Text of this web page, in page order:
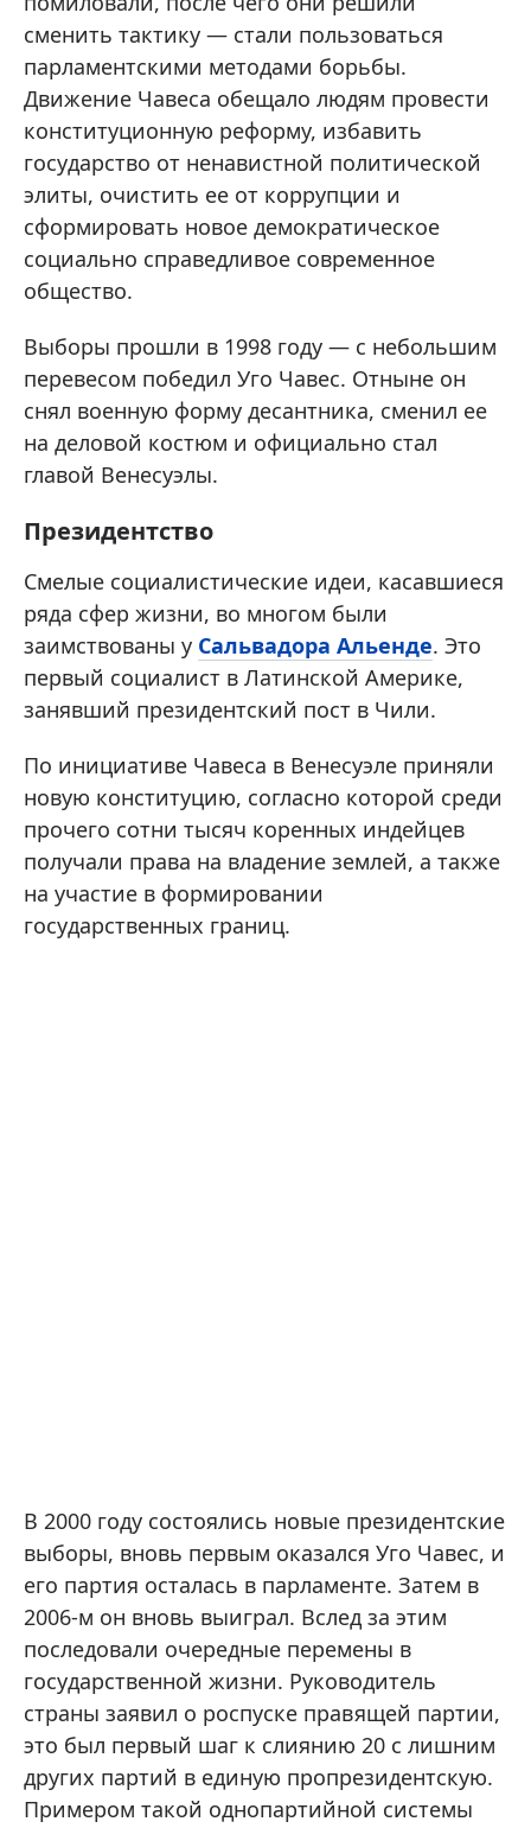
сменить тактику — стали пользоваться
парламентскими методами борьбы.
Движение Чавеса обещало людям провести
конституционную реформу, избавить
государство от ненавистной политической
элиты, очистить ее от коррупции и
сформировать новое демократическое
социально справедливое современное
общество.
Выборы прошли в 1998 году — с небольшим
перевесом победил Уго Чавес. Отныне он
снял военную форму десантника, сменил ее
на деловой костюм и официально стал
главой Венесуэлы.
Президентство
Смелые социалистические идеи, касавшиеся
ряда сфер жизни, во многом были
заимствованы у Сальвадора Альенде. Это
первый социалист в Латинской Америке,
занявший президентский пост в Чили.
По инициативе Чавеса в Венесуэле приняли
новую конституцию, согласно которой среди
прочего сотни тысяч коренных индейцев
получали права на владение землей, а также
на участие в формировании
государственных границ.
В 2000 году состоялись новые президентские
выборы, вновь первым оказался Уго Чавес, и
его партия осталась в парламенте. Затем в
2006-м он вновь выиграл. Вслед за этим
последовали очередные перемены в
государственной жизни. Руководитель
страны заявил о роспуске правящей партии,
это был первый шаг к слиянию 20 с лишним
других партий в единую пропрезидентскую.
Примером такой однопартийной системы